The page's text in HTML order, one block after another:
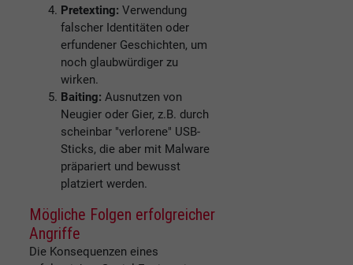
Pretexting: Verwendung
falscher Identitäten oder
erfundener Geschichten, um
noch glaubwürdiger zu
wirken.
Baiting: Ausnutzen von
Neugier oder Gier, z.B. durch
scheinbar "verlorene" USB-
Sticks, die aber mit Malware
präpariert und bewusst
platziert werden.
Mögliche Folgen erfolgreicher
Angriffe
Die Konsequenzen eines